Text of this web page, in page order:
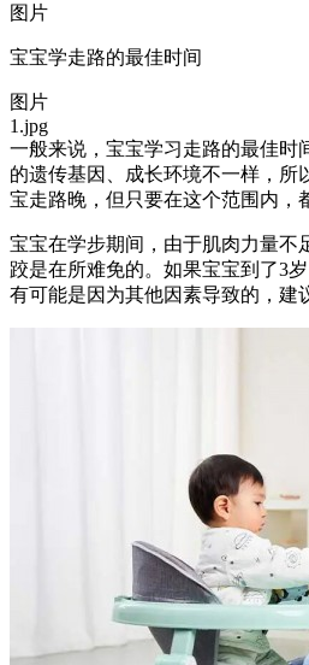
图片
宝宝学走路的最佳时间
图片
1.jpg
一般来说，宝宝学习走路的最佳时
的遗传基因、成长环境不一样，所
宝走路晚，但只要在这个范围内，
宝宝在学步期间，由于肌肉力量不
跤是在所难免的。如果宝宝到了3
有可能是因为其他因素导致的，建